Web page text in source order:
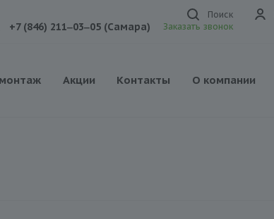
Поиск
+7 (846) 211‒03‒05 (Самара) Заказать звонок
Акции Контакты О компании